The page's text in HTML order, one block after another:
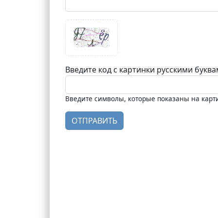
Введите код с картинки русскими
Введите символы, которые показаны на